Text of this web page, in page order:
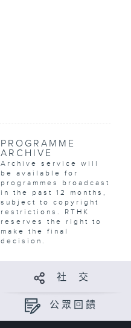
PROGRAMME
ARCHIVE
Archive service will
be available for
programmes broadcast
in the past 12 months,
subject to copyright
restrictions. RTHK
reserves the right to
make the final
decision.
社 交
公眾回饋